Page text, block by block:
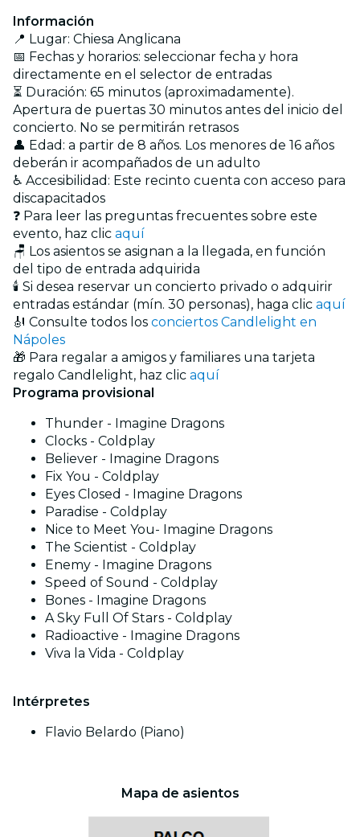
Información
📍 Lugar: Chiesa Anglicana
📅 Fechas y horarios: seleccionar fecha y hora
directamente en el selector de entradas
⏳ Duración: 65 minutos (aproximadamente).
Apertura de puertas 30 minutos antes del inicio del
concierto. No se permitirán retrasos
👤 Edad: a partir de 8 años. Los menores de 16 años
deberán ir acompañados de un adulto
♿ Accesibilidad: Este recinto cuenta con acceso para
discapacitados
❓ Para leer las preguntas frecuentes sobre este
evento, haz clic aquí
🪑 Los asientos se asignan a la llegada, en función
del tipo de entrada adquirida
🕯️ Si desea reservar un concierto privado o adquirir
entradas estándar (mín. 30 personas), haga clic aquí
🎻 Consulte todos los conciertos Candlelight en
Nápoles
🎁 Para regalar a amigos y familiares una tarjeta
regalo Candlelight, haz clic aquí
Programa provisional
Thunder - Imagine Dragons
Clocks - Coldplay
Believer - Imagine Dragons
Fix You - Coldplay
Eyes Closed - Imagine Dragons
Paradise - Coldplay
Nice to Meet You- Imagine Dragons
The Scientist - Coldplay
Enemy - Imagine Dragons
Speed of Sound - Coldplay
Bones - Imagine Dragons
A Sky Full Of Stars - Coldplay
Radioactive - Imagine Dragons
Viva la Vida - Coldplay
Intérpretes
Flavio Belardo (Piano)
Mapa de asientos